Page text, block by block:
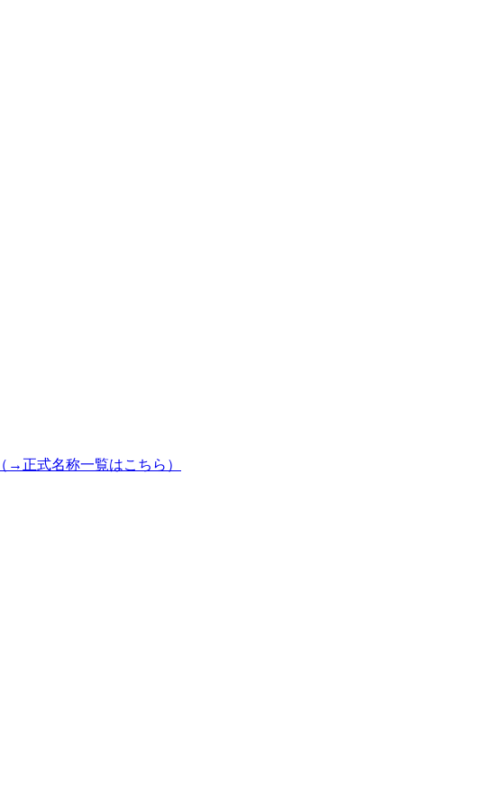
（→正式名称一覧はこちら）